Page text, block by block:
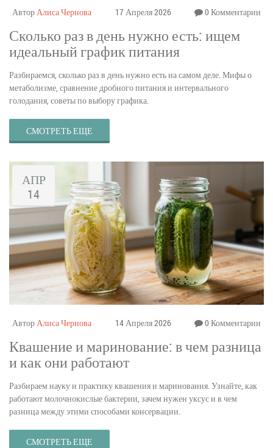
АвторАлиса Чернова 17 Апреля 2026 0 Комментарии
Сколько раз в день нужно есть: ищем
идеальный график питания
Разбираемся, сколько раз в день нужно есть на самом деле. Мифы о
метаболизме, сравнение дробного питания и интервального
голодания, советы по выбору графика.
СМОТРЕТЬ ЕЩЕ
АПР
14
АвторАлиса Чернова 14 Апреля 2026 0 Комментарии
Квашение и маринование: в чем разница
и как они работают
Разбираем науку и практику квашения и маринования. Узнайте, как
работают молочнокислые бактерии, зачем нужен уксус и в чем
разница между этими способами консервации.
СМОТРЕТЬ ЕЩЕ